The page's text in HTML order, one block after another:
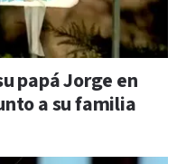
papá Jorge en
a su familia